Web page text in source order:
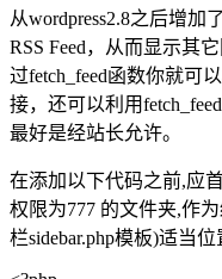
从wordpress2.8之后增加
RSS Feed，从而显示其
过fetch_feed函数你就可
接，还可以利用
最好是经站长允许。
在添加以下代码之前,应
权限为777 的文件夹,作
栏sidebar.php模板)适当